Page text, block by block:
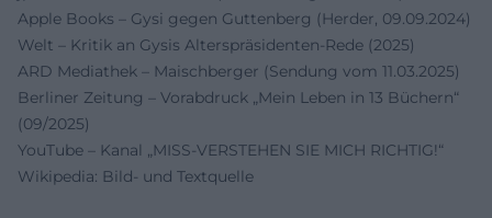
Apple Books – Gysi gegen Guttenberg (Herder, 09.09.2024)
Welt – Kritik an Gysis Alterspräsidenten-Rede (2025)
ARD Mediathek – Maischberger (Sendung vom 11.03.2025)
Berliner Zeitung – Vorabdruck „Mein Leben in 13 Büchern“
(09/2025)
YouTube – Kanal „MISS-VERSTEHEN SIE MICH RICHTIG!“
Wikipedia: Bild- und Textquelle